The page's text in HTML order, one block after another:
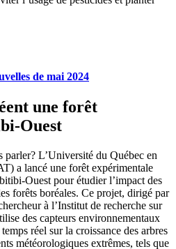
de mai 2024
une forêt
Ouest
parler? L’Université du Québec en
a lancé une forêt expérimentale
Ouest pour étudier l’impact des
forêts boréales. Ce projet, dirigé par
à l’Institut de recherche sur
des capteurs environnementaux
réel sur la croissance des arbres
météorologiques extrêmes, tels que